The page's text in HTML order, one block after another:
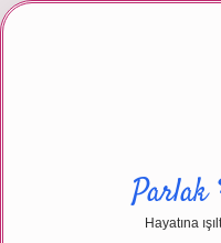
Parlak
Hayatına